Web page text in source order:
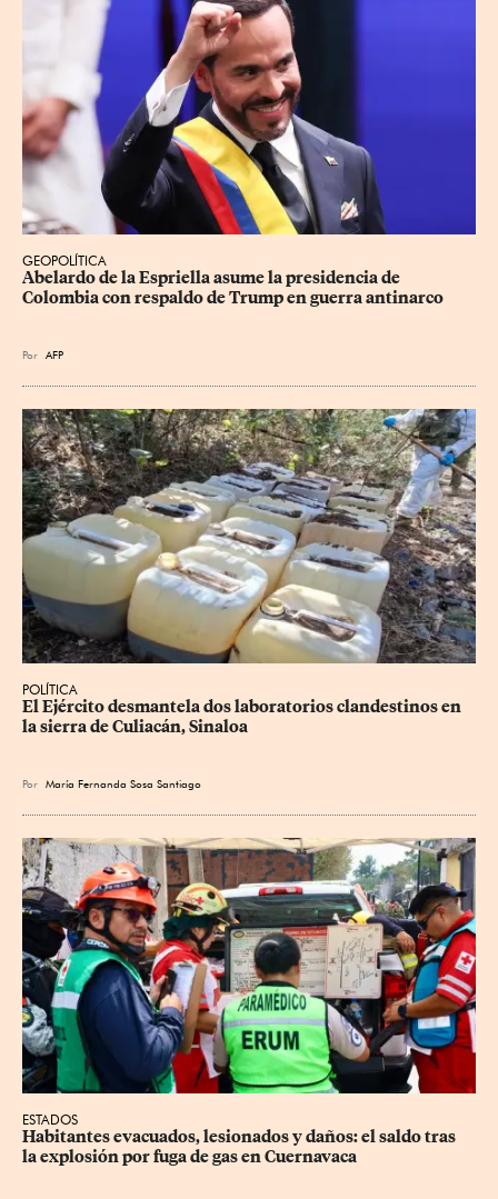
GEOPOLÍTICA
Abelardo de la Espriella asume la presidencia de
Colombia con respaldo de Trump en guerra antinarco
Por AFP
POLÍTICA
El Ejército desmantela dos laboratorios clandestinos en
la sierra de Culiacán, Sinaloa
Por María Fernanda Sosa Santiago
ESTADOS
Habitantes evacuados, lesionados y daños: el saldo tras
la explosión por fuga de gas en Cuernavaca